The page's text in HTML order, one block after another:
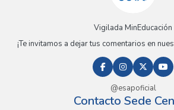
Vigilada MinEducación
¡Te invitamos a dejar tus comentarios en
@esapoficial
Contacto Sede